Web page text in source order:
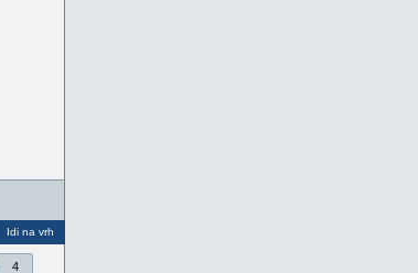
Idi na vrh
4